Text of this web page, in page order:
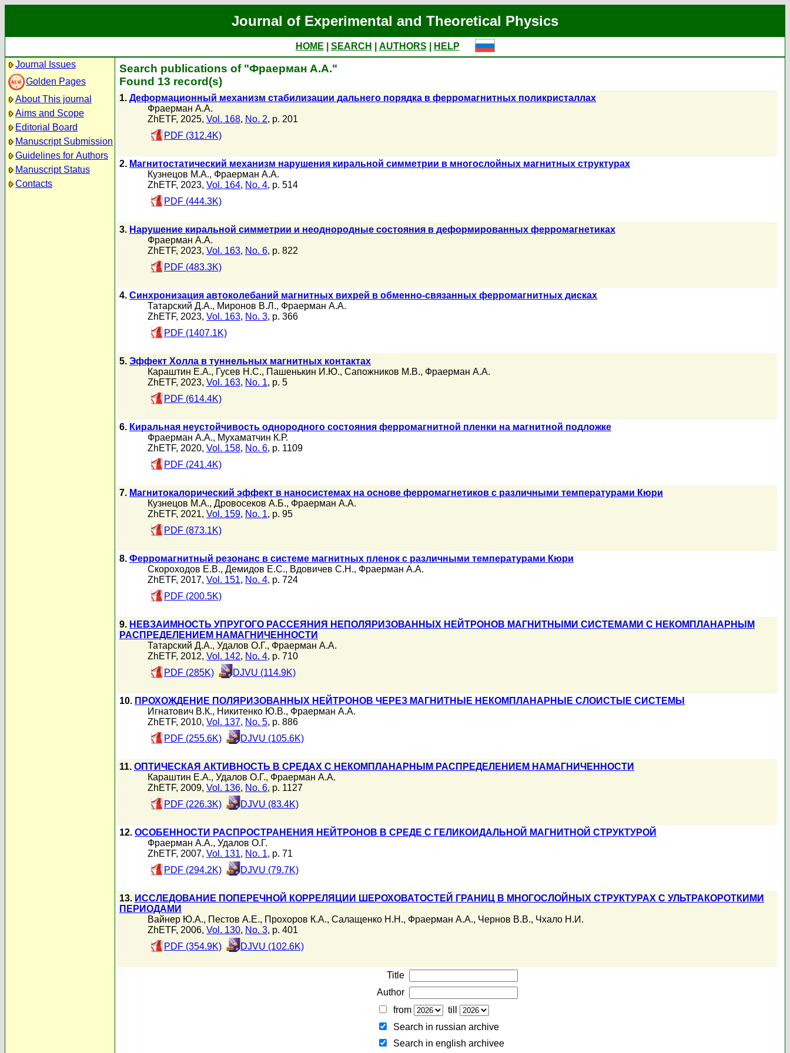
Journal of Experimental and Theoretical Physics
HOME SEARCH AUTHORS
HELP
Journal Issues
Golden Pages
About This journal
Aims and Scope
Editorial Board
Manuscript Submission
Guidelines for Authors
Manuscript Status
Contacts
Search publications of "Фраерман А.А."
Found 13 record(s)
1. Деформационный механизм стабилизации дальнего порядка в ферромагнитных поликристаллах
Фраерман А.А.
ZhETF, 2025, Vol. 168, No. 2, p. 201
PDF (312.4K)
2. Магнитостатический механизм нарушения киральной симметрии в многослойных магнитных структурах
Кузнецов М.А., Фраерман А.А.
ZhETF, 2023, Vol. 164, No. 4, p. 514
PDF (444.3K)
3. Нарушение киральной симметрии и неоднородные состояния в деформированных ферромагнетиках
Фраерман А.А.
ZhETF, 2023, Vol. 163, No. 6, p. 822
PDF (483.3K)
4. Синхронизация автоколебаний магнитных вихрей в обменно-связанных ферромагнитных дисках
Татарский Д.А., Миронов В.Л., Фраерман А.А.
ZhETF, 2023, Vol. 163, No. 3, p. 366
PDF (1407.1K)
5. Эффект Холла в туннельных магнитных контактах
Караштин Е.А., Гусев Н.С., Пашенькин И.Ю., Сапожников М.В., Фраерман А.А.
ZhETF, 2023, Vol. 163, No. 1, p. 5
PDF (614.4K)
6. Киральная неустойчивость однородного состояния ферромагнитной пленки на магнитной подложке
Фраерман А.А., Мухаматчин К.Р.
ZhETF, 2020, Vol. 158, No. 6, p. 1109
PDF (241.4K)
7. Магнитокалорический эффект в наносистемах на основе ферромагнетиков с различными температурами Кюри
Кузнецов М.А., Дровосеков А.Б., Фраерман А.А.
ZhETF, 2021, Vol. 159, No. 1, p. 95
PDF (873.1K)
8. Ферромагнитный резонанс в системе магнитных пленок с различными температурами Кюри
Скороходов Е.В., Демидов Е.С., Вдовичев С.Н., Фраерман А.А.
ZhETF, 2017, Vol. 151, No. 4, p. 724
PDF (200.5K)
9. НЕВЗАИМНОСТЬ УПРУГОГО РАССЕЯНИЯ НЕПОЛЯРИЗОВАННЫХ НЕЙТРОНОВ МАГНИТНЫМИ СИСТЕМАМИ С НЕКОМПЛАНАРНЫМ
РАСПРЕДЕЛЕНИЕМ НАМАГНИЧЕННОСТИ
Татарский Д.А., Удалов О.Г., Фраерман А.А.
ZhETF, 2012, Vol. 142, No. 4, p. 710
PDF (285K)
DJVU (114.9K)
10. ПРОХОЖДЕНИЕ ПОЛЯРИЗОВАННЫХ НЕЙТРОНОВ ЧЕРЕЗ МАГНИТНЫЕ НЕКОМПЛАНАРНЫЕ СЛОИСТЫЕ СИСТЕМЫ
Игнатович В.К., Никитенко Ю.В., Фраерман А.А.
ZhETF, 2010, Vol. 137, No. 5, p. 886
PDF (255.6K)
DJVU (105.6K)
11. ОПТИЧЕСКАЯ АКТИВНОСТЬ В СРЕДАХ С НЕКОМПЛАНАРНЫМ РАСПРЕДЕЛЕНИЕМ НАМАГНИЧЕННОСТИ
Караштин Е.А., Удалов О.Г., Фраерман А.А.
ZhETF, 2009, Vol. 136, No. 6, p. 1127
PDF (226.3K)
DJVU (83.4K)
12. ОСОБЕННОСТИ РАСПРОСТРАНЕНИЯ НЕЙТРОНОВ В СРЕДЕ С ГЕЛИКОИДАЛЬНОЙ МАГНИТНОЙ СТРУКТУРОЙ
Фраерман А.А., Удалов О.Г.
ZhETF, 2007, Vol. 131, No. 1, p. 71
PDF (294.2K)
DJVU (79.7K)
13. ИССЛЕДОВАНИЕ ПОПЕРЕЧНОЙ КОРРЕЛЯЦИИ ШЕРОХОВАТОСТЕЙ ГРАНИЦ В МНОГОСЛОЙНЫХ СТРУКТУРАХ С УЛЬТРАКОРОТКИМИ
ПЕРИОДАМИ
Вайнер Ю.А., Пестов А.Е., Прохоров К.А., Салащенко Н.Н., Фраерман А.А., Чернов В.В., Чхало Н.И.
ZhETF, 2006, Vol. 130, No. 3, p. 401
PDF (354.9K)
DJVU (102.6K)
Title
Author
from
till
Search in russian archive
Search in english archiveе